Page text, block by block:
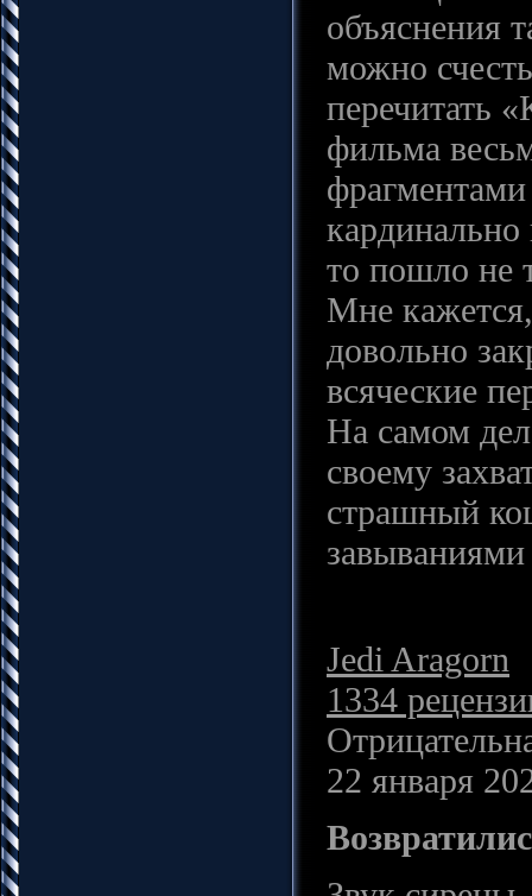
объяснения
можно
перечитать
фильма
то пошло не
Мне
довольно
всяческие
На самом
своему
страшный
Jedi Aragorn
1334
22 января